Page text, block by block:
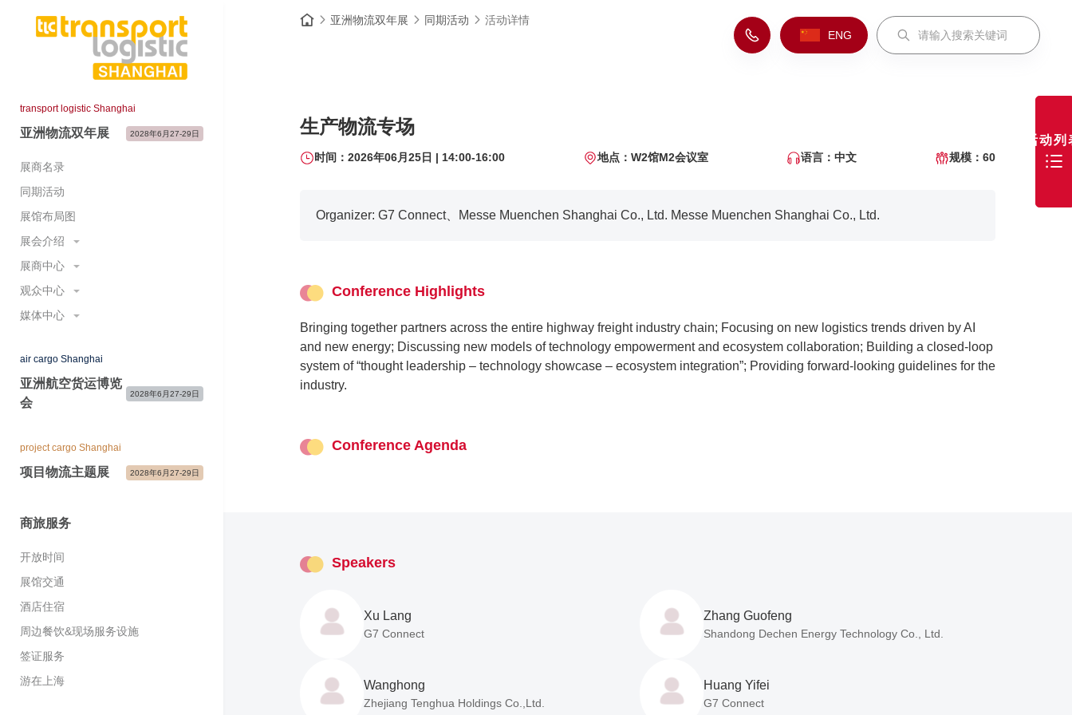
transport logistic Shanghai
亚洲物流双年展 2028年6月27-29日
展商名录
同期活动
展馆布局图
展会介绍
展会概况
展示范围
主题展区
展会照片与视频
展商感言
主办与支持单位
展商中心
预定展位
为何参展
重要日程及时间节点
展商宣传及服务
参展咨询&常见问题
观众中心
参观登记&门票
开放时间
国际展团
展会宣传物料
媒体中心
合作媒体
现场新闻中心&媒体服务
展会照片与视频
air cargo Shanghai
亚洲航空货运博览
会
2028年6月27-29日
project cargo Shanghai
项目物流主题展 2028年6月27-29日
商旅服务
开放时间
展馆交通
酒店住宿
周边餐饮&现场服务设施
签证服务
游在上海
ENG
亚洲物流双年展 同期活动 活动详情
活动列
生产物流专场
时间：2026年06月25日 | 14:00-16:00 地点：W2馆M2会议室 语言：中文 规模：60
Organizer: G7 Connect、Messe Muenchen Shanghai Co., Ltd. Messe Muenchen Shanghai Co., Ltd.
Conference Highlights
Bringing together partners across the entire highway freight industry chain; Focusing on new logistics trends driven by AI
and new energy; Discussing new models of technology empowerment and ecosystem collaboration; Building a closed-loop
system of “thought leadership – technology showcase – ecosystem integration”; Providing forward-looking guidelines for the
industry.
Conference Agenda
Speakers
Xu Lang
G7 Connect
Zhang Guofeng
Shandong Dechen Energy Technology Co., Ltd.
Wanghong
Zhejiang Tenghua Holdings Co.,Ltd.
Huang Yifei
G7 Connect